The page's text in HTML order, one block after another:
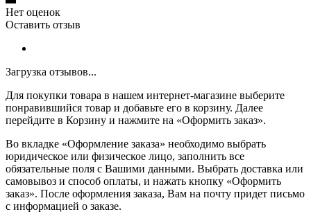
Нет оценок
Оставить отзыв
Загрузка отзывов...
Для покупки товара в нашем интернет-магазине выберите
понравившийся товар и добавьте его в корзину. Далее
перейдите в Корзину и нажмите на «Оформить заказ».
Во вкладке «Оформление заказа» необходимо выбрать
юридическое или физическое лицо, заполнить все
обязательные поля с Вашими данными. Выбрать доставка или
самовывоз и способ оплаты, и нажать кнопку «Оформить
заказ». После оформления заказа, Вам на почту придет письмо
с информацией о заказе.